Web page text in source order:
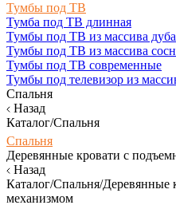
Тумбы под ТВ
Тумба под ТВ длинная
Тумбы под ТВ из массива дуба
Тумбы под ТВ из массива
Тумбы под ТВ современные
Тумбы под телевизор из
Спальня
Назад
Каталог/Спальня
Спальня
Деревянные кровати с
Назад
Каталог/Спальня/Деревянные
механизмом